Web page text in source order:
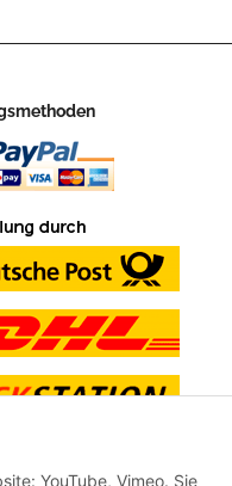
YouTube, Vimeo. Sie